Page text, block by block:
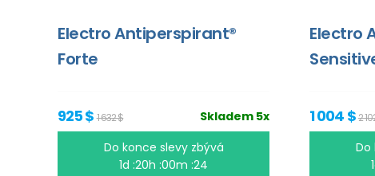
Electro Antiperspirant®
Forte
Skladem 5x
925 $1 632 $
Do konce slevy zbývá
1d :20h :00m :24
Electro
1 004 $2
Do